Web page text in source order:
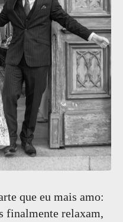
que eu mais amo:
finalmente relaxam,